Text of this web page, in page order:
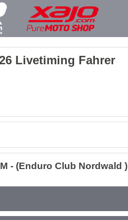
Livetiming Fahrer
- (Enduro Club Nordwald )